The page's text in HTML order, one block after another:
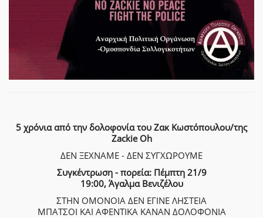
5 χρόνια από την δολοφονία του Ζακ Κωστόπουλου/της
Zackie Oh
ΔΕΝ ΞΕΧΝΑΜΕ - ΔΕΝ ΣΥΓΧΩΡΟΥΜΕ
Συγκέντρωση - πορεία: Πέμπτη 21/9
19:00, Άγαλμα Βενιζέλου
ΣΤΗΝ ΟΜΟΝΟΙΑ ΔΕΝ ΕΓΙΝΕ ΛΗΣΤΕΙΑ
ΜΠΑΤΣΟΙ ΚΑΙ ΑΦΕΝΤΙΚΑ ΚΑΝΑΝ ΔΟΛΟΦΟΝΙΑ